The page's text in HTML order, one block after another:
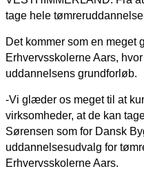
tage hele
Det kommer som en meget
Erhvervsskolerne Aars,
uddannelsens grundforløb.
-Vi glæder os meget til at
virksomheder, at de kan
Sørensen som for Dansk
uddannelsesudvalg for
Erhvervsskolerne Aars.